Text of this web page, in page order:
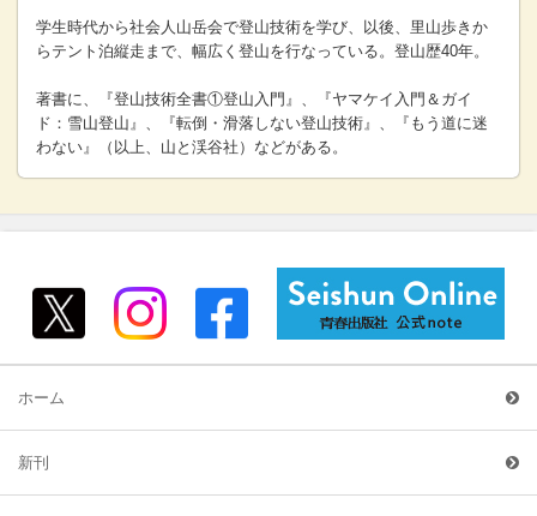
学生時代から社会人山岳会で登山技術を学び、以後、里山歩きか
らテント泊縦走まで、幅広く登山を行なっている。登山歴40年。
著書に、『登山技術全書①登山入門』、『ヤマケイ入門＆ガイ
ド：雪山登山』、『転倒・滑落しない登山技術』、『もう道に迷
わない』（以上、山と渓谷社）などがある。
ホーム
新刊